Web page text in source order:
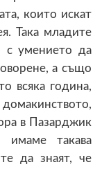
които искат
Така младите
с умението да
а също
всяка година,
в Пазарджик
имаме такава
да знаят, че